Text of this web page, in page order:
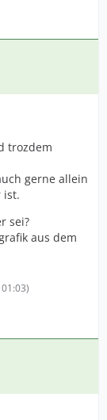
trozdem
gerne allein
ist.
sei?
aus dem
)